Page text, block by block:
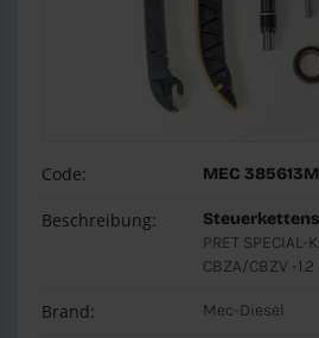
Code: MEC 385613M
Beschreibung:
PRET SPECIAL-
CBZA/CBZV -1.2
Brand: Mec-Diesel